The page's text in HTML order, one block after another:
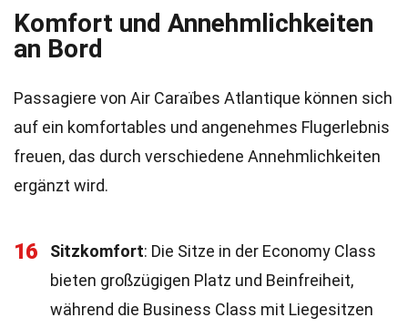
Komfort und Annehmlichkeiten
an Bord
Passagiere von Air Caraïbes Atlantique können sich
auf ein komfortables und angenehmes Flugerlebnis
freuen, das durch verschiedene Annehmlichkeiten
ergänzt wird.
16 Sitzkomfort: Die Sitze in der Economy Class
bieten großzügigen Platz und Beinfreiheit,
während die Business Class mit Liegesitzen